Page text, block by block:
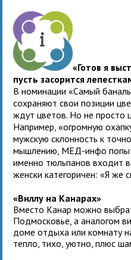
«Готов я
пусть засорится
В номинации «Самый
сохраняют свои позиции
ждут цветов. Но не просто
Например, «огромную
мужскую склонность к
мышлению, МЕД-инфо
именно тюльпанов входит
женски категоричен: «Я же
«Виллу на Канарах»
Вместо Канар можно
Подмосковье, а аналогом
доме отдыха или комнату
тепло, тихо, уютно, плюс